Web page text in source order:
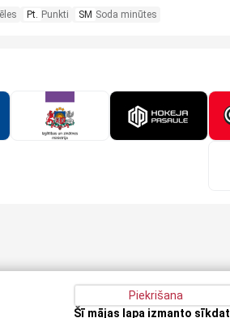
Pt. Punkti SM Soda minūtes
Piekrišana
Šī mājas lapa izmanto